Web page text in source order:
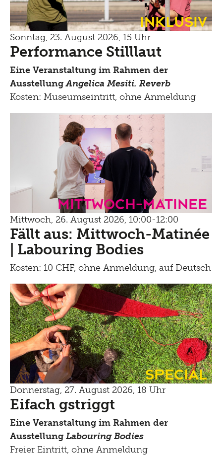
Inklusiv
Sonntag, 23. August 2026, 15 Uhr
Performance Stilllaut
Eine Veranstaltung im Rahmen der
AusstellungAngelica Mesiti. Reverb
Kosten: Museumseintritt, ohne Anmeldung
mittwoch-matinee
Mittwoch, 26. August 2026, 10:00-12:00
Fällt aus: Mittwoch-Matinée
| Labouring Bodies
Kosten: 10 CHF, ohne Anmeldung, auf Deutsch
Special
Donnerstag, 27. August 2026, 18 Uhr
Eifach gstriggt
Eine Veranstaltung im Rahmen der
Ausstellung Labouring Bodies
Freier Eintritt, ohne Anmeldung